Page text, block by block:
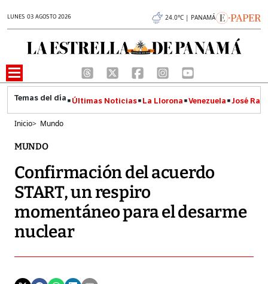
LUNES 03 AGOSTO 2026 24.0°C | PANAMÁ
Últimas Noticias La Llorona Venezuela José
Inicio> Mundo
MUNDO
Confirmación del acuerdo
START, un respiro
momentáneo para el desarme
nuclear